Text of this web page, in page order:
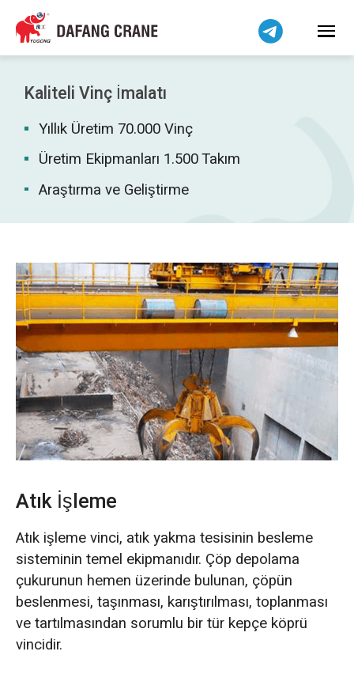
Kaliteli Vinç İmalatı
Yıllık Üretim 70.000 Vinç
Üretim Ekipmanları 1.500 Takım
Araştırma ve Geliştirme
Atık İşleme
Atık işleme vinci, atık yakma tesisinin besleme
sisteminin temel ekipmanıdır. Çöp depolama
çukurunun hemen üzerinde bulunan, çöpün
beslenmesi, taşınması, karıştırılması, toplanması
ve tartılmasından sorumlu bir tür kepçe köprü
vincidir.
Bahasa Indonesia
Bahasa Melayu
Tiếng Việt
简体中文
فارسی
Pilipino
اردو
Беларуская мова
Kiswahili
Dansk
Norsk
O‘zbekcha